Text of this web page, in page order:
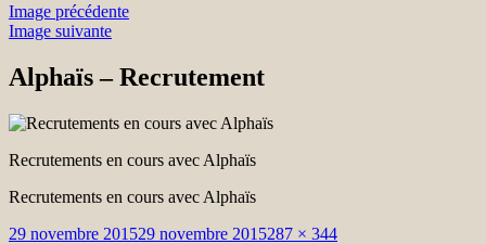
Image précédente
Image suivante
Alphaïs – Recrutement
Recrutements en cours avec Alphaïs
Recrutements en cours avec Alphaïs
Publié
29 novembre 201529 novembre 2015Taille
287 × 344